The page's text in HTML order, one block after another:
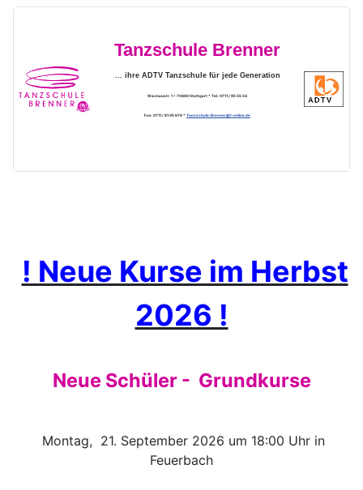
Tanzschule Brenner
... ihre ADTV Tanzschule für jede Generation
Wachaustr. 1 * 70469 Stuttgart * Tel.: 0711 / 85 55 54
Fax: 0711 / 81 05 676 * Tanzschule-Brenner@t-online.de
! Neue Kurse im Herbst
2026 !
Neue Schüler - Grundkurse
Montag, 21. September 2026 um 18:00 Uhr in
Feuerbach